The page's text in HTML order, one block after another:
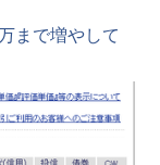
まで増やして